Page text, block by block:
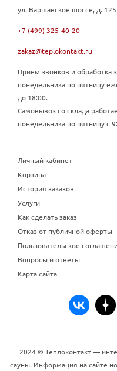
ул. Варшавское шоссе, д.
+7 (499) 325-40-20
zakaz@teplokontakt.ru
Прием звонков и обработка
понедельника по пятницу
до 18:00.
Самовывоз со склада
понедельника по пятницу с
Личный кабинет
Корзина
История заказов
Услуги
Как сделать заказ
Отказ от публичной оферты
Пользовательское
Вопросы и ответы
Карта сайта
2024 © Теплоконтакт —
сауны. Информация на сайте